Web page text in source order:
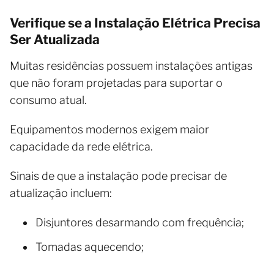
Verifique se a Instalação Elétrica Precisa
Ser Atualizada
Muitas residências possuem instalações antigas
que não foram projetadas para suportar o
consumo atual.
Equipamentos modernos exigem maior
capacidade da rede elétrica.
Sinais de que a instalação pode precisar de
atualização incluem:
Disjuntores desarmando com frequência;
Tomadas aquecendo;